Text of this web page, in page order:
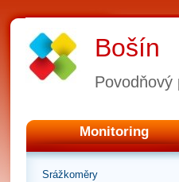
Bošín
Povodňový
Monitoring
Srážkoměry